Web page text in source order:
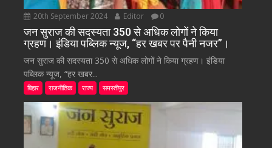
20th September 2024 Editor 0
जन सुराज की सदस्यता 350 से अधिक लोगों ने किया
ग्रहण। इंडिया पब्लिक न्यूज, “हर खबर पर पैनी नजर”।
जन सुराज की सदस्यता 350 से अधिक लोगों ने किया ग्रहण। इंडिया
पब्लिक न्यूज, “हर खबर...
बिहार राजनीतिक राज्य समस्तीपुर